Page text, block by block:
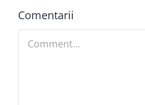
Comentarii
Comment